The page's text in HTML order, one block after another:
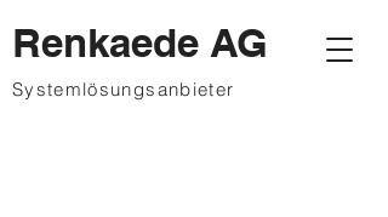
Renkaede AG
Systemlösungsanbieter